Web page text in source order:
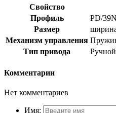
Свойство
Профиль
PD/39N
Размер
Механизм управления
Тип привода
Ручной
Комментарии
Нет комментариев
Имя: